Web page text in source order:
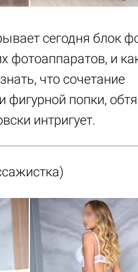
сегодня блок
фотоаппаратов, и
что сочетание
фигурной попки,
интригует.